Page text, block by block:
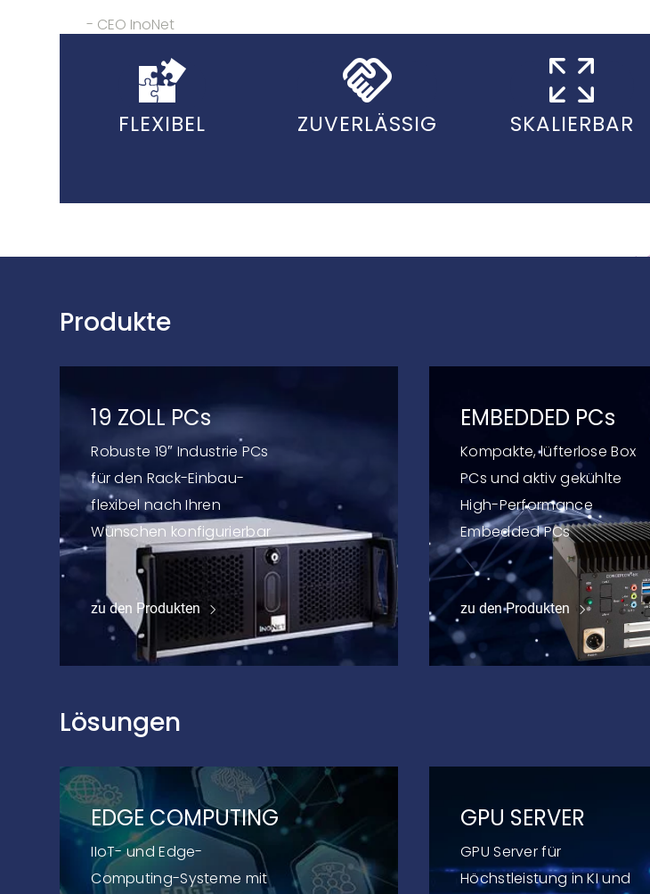
- CEO InoNet
FLEXIBEL ZUVERLÄSSIG SKALIERBAR
Produkte
19 ZOLL PCs
Robuste 19″ Industrie PCs
für den Rack-Einbau-
flexibel nach Ihren
Wünschen konfigurierbar
zu den Produkten
EMBEDDED PCs
Kompakte, lüfterlose Box
PCs und aktiv gekühlte
High-Performance
Embedded PCs
zu den Produkten
Lösungen
EDGE COMPUTING
IIoT- und Edge-
Computing-Systeme mit
GPU SERVER
GPU Server für
Höchstleistung in KI und